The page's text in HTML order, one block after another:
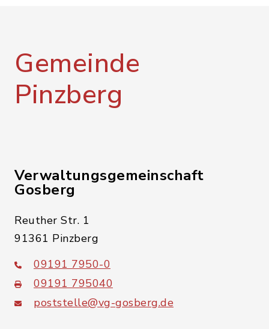
Gemeinde
Pinzberg
Verwaltungsgemeinschaft
Gosberg
Reuther Str. 1
91361 Pinzberg
09191 7950-0
09191 795040
poststelle@vg-gosberg.de